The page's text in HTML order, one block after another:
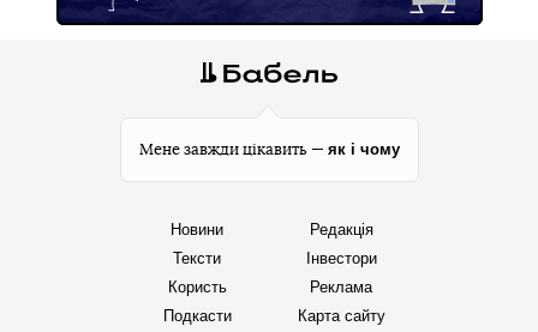
Мене завжди цікавить — як і чому
Новини
Тексти
Користь
Подкасти
Редакція
Інвестори
Реклама
Карта сайту